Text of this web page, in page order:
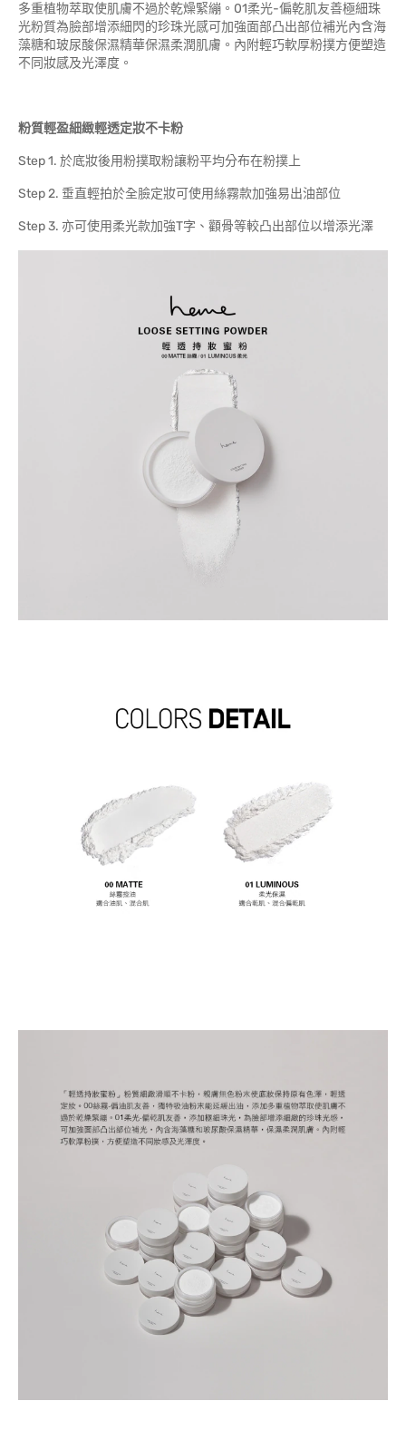
多重植物萃取使肌膚不過於乾燥緊繃。01柔光-偏乾肌友善極細珠
光粉質為臉部增添細閃的珍珠光感可加強面部凸出部位補光內含海
藻糖和玻尿酸保濕精華保濕柔潤肌膚。內附輕巧軟厚粉撲方便塑造
不同妝感及光澤度。
粉質輕盈細緻輕透定妝不卡粉
Step 1. 於底妝後用粉撲取粉讓粉平均分布在粉撲上
Step 2. 垂直輕拍於全臉定妝可使用絲霧款加強易出油部位
Step 3. 亦可使用柔光款加強T字、顴骨等較凸出部位以增添光澤